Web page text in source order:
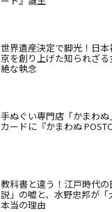
世界遺産決定で脚光！日
京を創り上げた知られざ
絶な執念
手ぬぐい専門店「かまわ
カードに『かまわぬ
教科書と違う！江戸時代
説」の嘘と、水野忠邦が
本当の理由